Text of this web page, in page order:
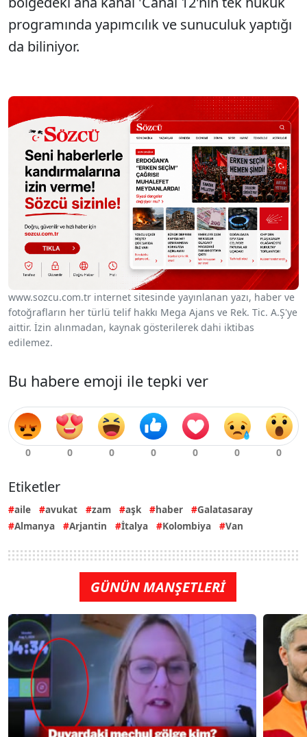
programında yapımcılık ve sunuculuk yaptığı
da biliniyor.
www.sozcu.com.tr internet sitesinde yayınlanan yazı, haber ve
fotoğrafların her türlü telif hakkı Mega Ajans ve Rek. Tic. A.Ş'ye
aittir. İzin alınmadan, kaynak gösterilerek dahi iktibas
edilemez.
Bu habere emoji ile tepki ver
Etiketler
aile avukat zam aşk haber
Galatasaray
Almanya
Arjantin İtalya Kolombiya Van
GÜNÜN MANŞETLERİ